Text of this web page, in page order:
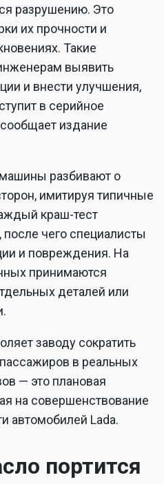
разрушению. Это
их прочности и
Такие
выявить
и внести улучшения,
в серийное
издание
разбивают о
имитируя типичные
краш-тест
чего специалисты
и повреждения. На
принимаются
деталей или
заводу сократить
в реальных
— это плановая
на совершенствование
автомобилей Lada.
портится